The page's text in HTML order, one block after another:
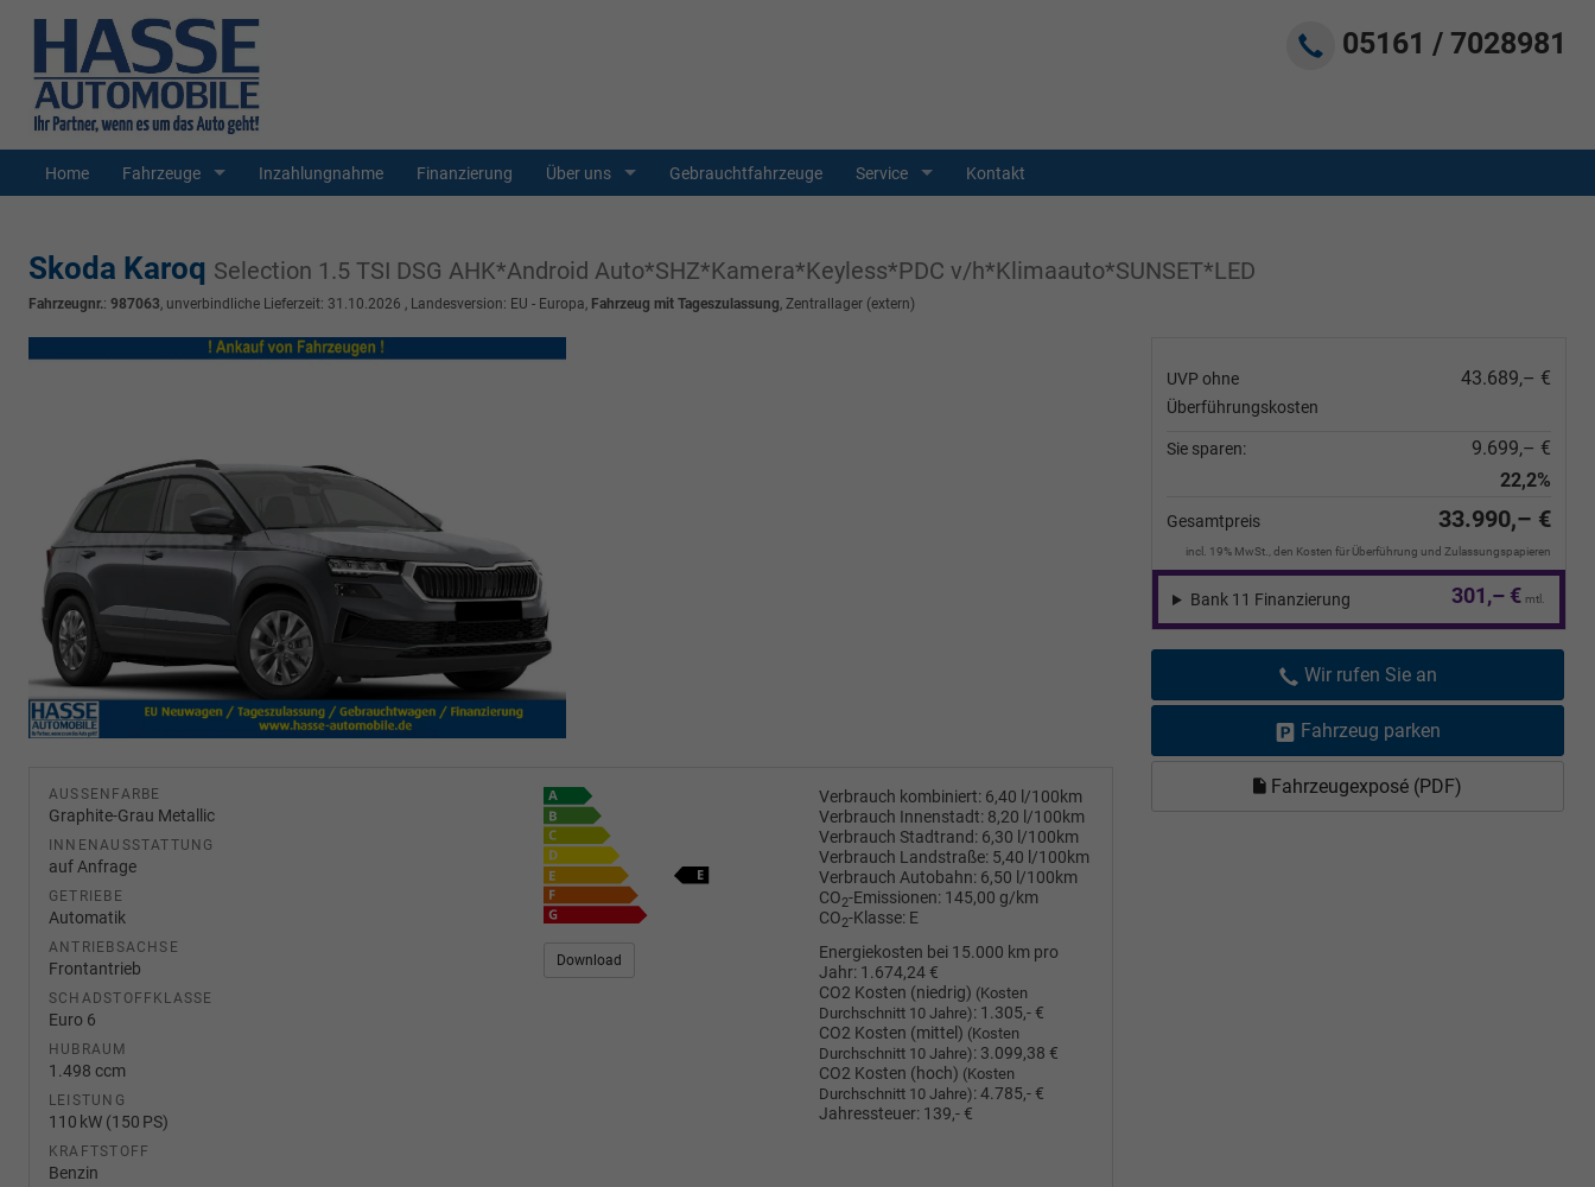
05161 / 7028981
Home Fahrzeuge Inzahlungnahme Finanzierung Über uns Gebrauchtfahrzeuge Service Kontakt
Skoda Karoq Selection 1.5 TSI DSG AHK*Android Auto*SHZ*Kamera*Keyless*PDC v/h*Klimaauto*SUNSET*LED
Fahrzeugnr.: 987063, unverbindliche Lieferzeit: 31.10.2026 , Landesversion: EU - Europa, Fahrzeug mit Tageszulassung, Zentrallager (extern)
UVP ohne
Überführungskosten
43.689,– €
Sie sparen:
9.699,– €
22,2%
Gesamtpreis 33.990,– €
incl. 19% MwSt., den Kosten für Überführung und Zulassungspapieren
301,– € mtl.
Bank 11 Finanzierung
Wir rufen Sie an
Fahrzeug parken
Fahrzeugexposé (PDF)
AUSSENFARBE
Graphite-Grau Metallic
INNENAUSSTATTUNG
auf Anfrage
GETRIEBE
Automatik
ANTRIEBSACHSE
Frontantrieb
SCHADSTOFFKLASSE
Euro 6
HUBRAUM
1.498 ccm
LEISTUNG
110 kW (150 PS)
KRAFTSTOFF
Benzin
Verbrauch kombiniert: 6,40 l/100km
Verbrauch Innenstadt: 8,20 l/100km
Verbrauch Stadtrand: 6,30 l/100km
Verbrauch Landstraße: 5,40 l/100km
Verbrauch Autobahn: 6,50 l/100km
CO2-Emissionen: 145,00 g/km
CO2-Klasse: E
Download
Energiekosten bei 15.000 km pro
Jahr: 1.674,24 €
CO2 Kosten (niedrig) (Kosten
Durchschnitt 10 Jahre): 1.305,- €
CO2 Kosten (mittel) (Kosten
Durchschnitt 10 Jahre): 3.099,38 €
CO2 Kosten (hoch) (Kosten
Durchschnitt 10 Jahre):4.785,- €
Jahressteuer: 139,- €